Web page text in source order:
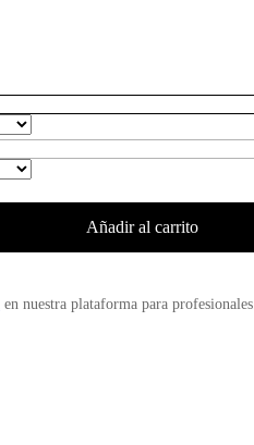
Añadir al carrito
en nuestra plataforma para profesionales.